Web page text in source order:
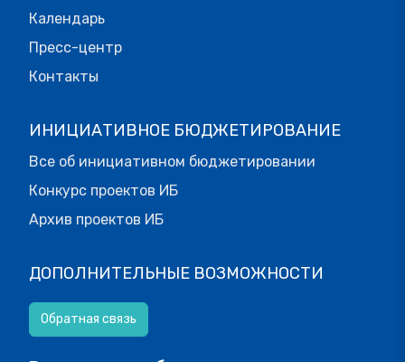
Календарь
Пресс-центр
Контакты
ИНИЦИАТИВНОЕ БЮДЖЕТИРОВАНИЕ
Все об инициативном бюджетировании
Конкурс проектов ИБ
Архив проектов ИБ
ДОПОЛНИТЕЛЬНЫЕ ВОЗМОЖНОСТИ
Обратная связь